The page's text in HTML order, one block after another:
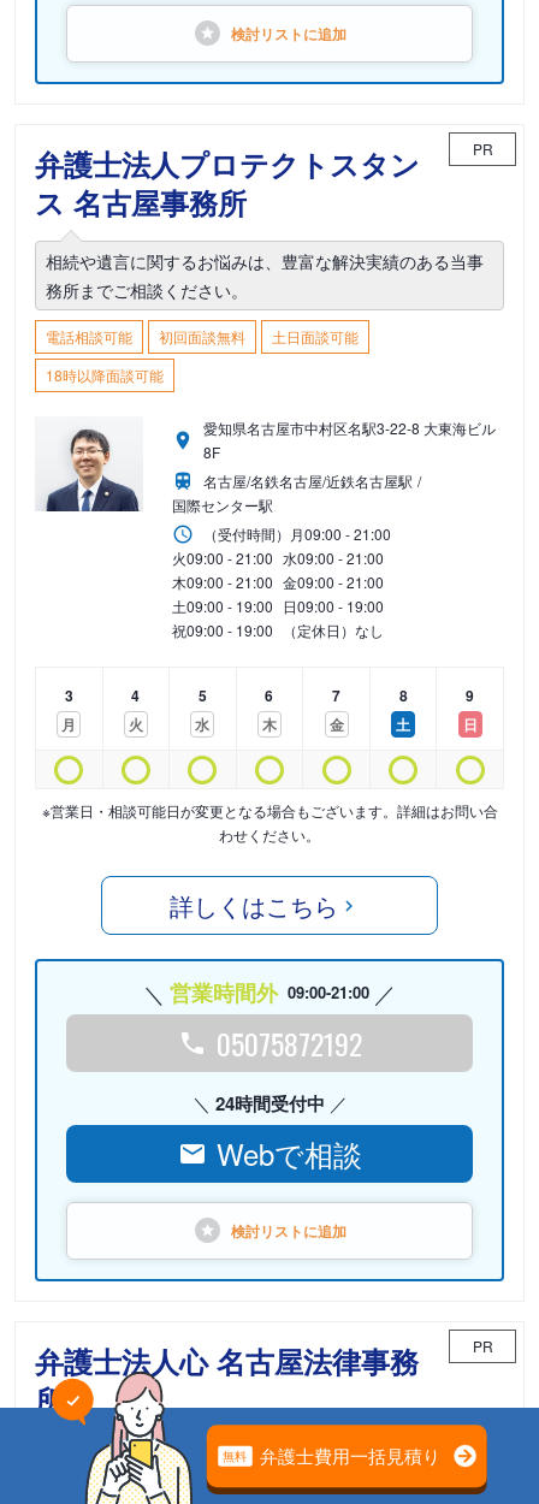
検討リストに追加
弁護士法人プロテクトスタン
ス 名古屋事務所
PR
相続や遺言に関するお悩みは、豊富な解決実績のある当事
務所までご相談ください。
電話相談可能 初回面談無料
土日面談可能
18時以降面談可能
愛知県名古屋市中村区名駅3-22-8 大東海ビル
8F
名古屋/名鉄名古屋/近鉄名古屋駅
国際センター駅
（受付時間） 月09:00 - 21:00
火09:00 - 21:00 水09:00 - 21:00
木09:00 - 21:00 金09:00 - 21:00
土09:00 - 19:00 日09:00 - 19:00
祝09:00 - 19:00 （定休日）なし
3
月
4
火
5
水
6
木
7
金
8
土
9
日
※営業日・相談可能日が変更となる場合もございます。詳細はお問い合
わせください。
詳しくはこちら
営業時間外 09:00-21:00
05075872192
24時間受付中
Webで相談
検討リストに追加
弁護士法人心 名古屋法律事務
所
PR
相続案件のための「相続チーム」が担当